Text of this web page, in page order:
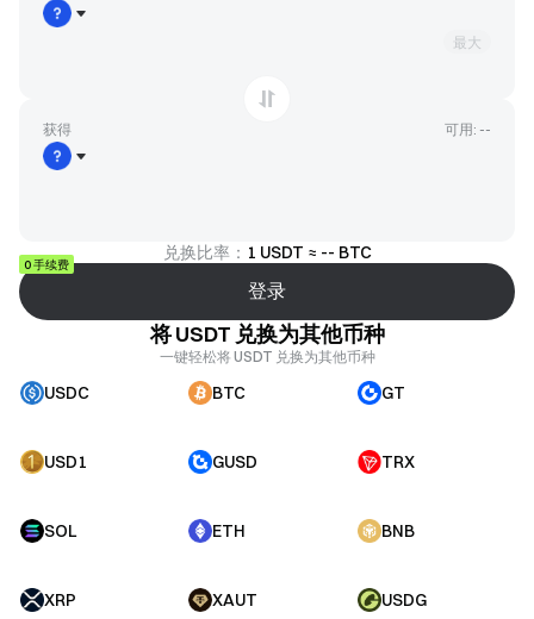
最大
获得 可用: --
兑换比率： 1 USDT ≈ -- BTC
0 手续费
登录
将 USDT 兑换为其他币种
一键轻松将 USDT 兑换为其他币种
USDC BTC GT
USD1 GUSD TRX
SOL ETH BNB
XRP XAUT USDG